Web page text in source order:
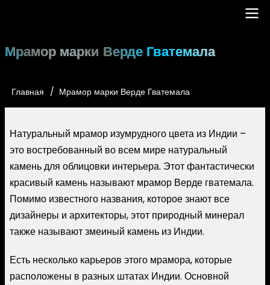
содержанию
Main
Мрамор марки Верде Гватемала
Строка
Главная Мрамор марки Верде Гватемала
Натуральный мрамор изумрудного цвета из Индии –
это востребованный во всем мире натуральный
камень для облицовки интерьера. Этот фантастически
красивый камень называют мрамор Верде гватемала.
Помимо известного названия, которое знают все
дизайнеры и архитекторы, этот природный минерал
также называют змеиный камень из Индии.
Есть несколько карьеров этого мрамора, которые
расположены в разных штатах Индии. Основной